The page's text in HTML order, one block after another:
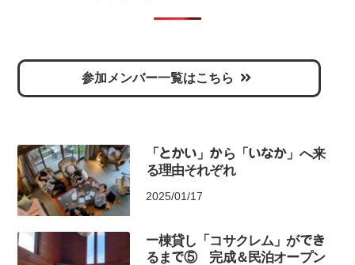
参加メンバー一覧はこちら
「とかい」から「いなか」へ来
る理由それぞれ
2025/01/17
一棟貸し「コサクレム」ができ
るまで⑤ 完成＆民泊オープン